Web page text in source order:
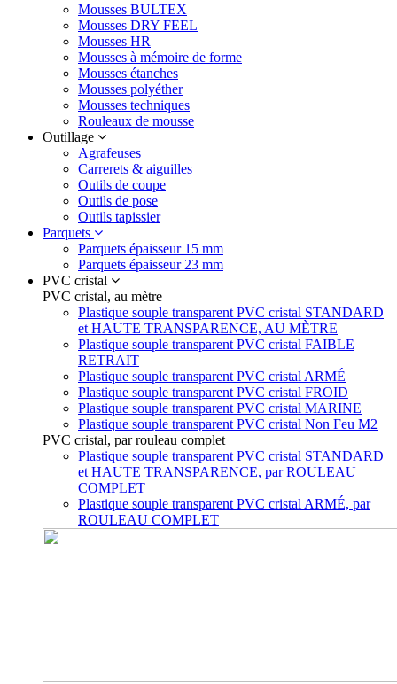
Mousses BULTEX
Mousses DRY FEEL
Mousses HR
Mousses à mémoire de forme
Mousses étanches
Mousses polyéther
Mousses techniques
Rouleaux de mousse
Outillage
Agrafeuses
Carrerets & aiguilles
Outils de coupe
Outils de pose
Outils tapissier
Parquets
Parquets épaisseur 15 mm
Parquets épaisseur 23 mm
PVC cristal
PVC cristal, au mètre
Plastique souple transparent PVC cristal STANDARD
et HAUTE TRANSPARENCE, AU MÈTRE
Plastique souple transparent PVC cristal FAIBLE
RETRAIT
Plastique souple transparent PVC cristal ARMÉ
Plastique souple transparent PVC cristal FROID
Plastique souple transparent PVC cristal MARINE
Plastique souple transparent PVC cristal Non Feu M2
PVC cristal, par rouleau complet
Plastique souple transparent PVC cristal STANDARD
et HAUTE TRANSPARENCE, par ROULEAU
COMPLET
Plastique souple transparent PVC cristal ARMÉ, par
ROULEAU COMPLET